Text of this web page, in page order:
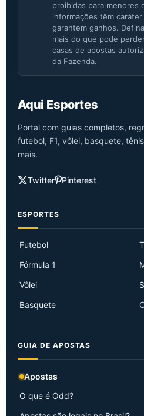
proibidas para menores
informações têm
garantem ganhos.
mais do que pode
casas de apostas
da Fazenda.
Aqui Esportes
Portal com guias completos,
futebol, F1, vôlei, basquete,
mais.
Twitter Pinterest
ESPORTES
Futebol
Fórmula 1
Vôlei
Basquete
GUIA DE APOSTAS
Apostas
O que é Odd?